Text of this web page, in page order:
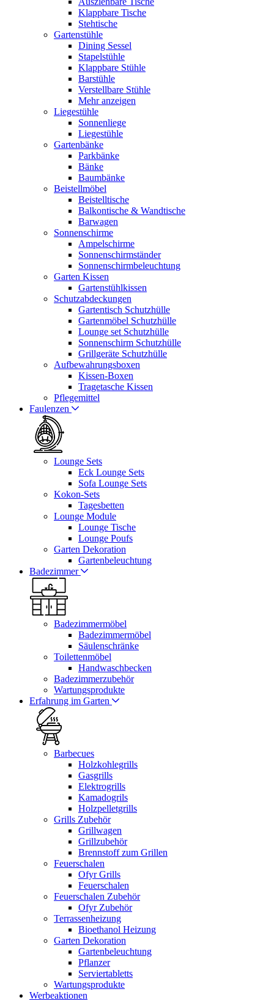
Klappbare Tische
Stehtische
Gartenstühle
Dining Sessel
Stapelstühle
Klappbare Stühle
Barstühle
Verstellbare Stühle
Mehr anzeigen
Liegestühle
Sonnenliege
Liegestühle
Gartenbänke
Parkbänke
Bänke
Baumbänke
Beistellmöbel
Beistelltische
Balkontische & Wandtische
Barwagen
Sonnenschirme
Ampelschirme
Sonnenschirmständer
Sonnenschirmbeleuchtung
Garten Kissen
Gartenstühlkissen
Schutzabdeckungen
Gartentisch Schutzhülle
Gartenmöbel Schutzhülle
Lounge set Schutzhülle
Sonnenschirm Schutzhülle
Grillgeräte Schutzhülle
Aufbewahrungsboxen
Kissen-Boxen
Tragetasche Kissen
Pflegemittel
Faulenzen
Lounge Sets
Eck Lounge Sets
Sofa Lounge Sets
Kokon-Sets
Tagesbetten
Lounge Module
Lounge Tische
Lounge Poufs
Garten Dekoration
Gartenbeleuchtung
Badezimmer
Badezimmermöbel
Badezimmermöbel
Säulenschränke
Toilettenmöbel
Handwaschbecken
Badezimmerzubehör
Wartungsprodukte
Erfahrung im Garten
Barbecues
Holzkohlegrills
Gasgrills
Elektrogrills
Kamadogrils
Holzpelletgrills
Grills Zubehör
Grillwagen
Grillzubehör
Brennstoff zum Grillen
Feuerschalen
Ofyr Grills
Feuerschalen
Feuerschalen Zubehör
Ofyr Zubehör
Terrassenheizung
Bioethanol Heizung
Garten Dekoration
Gartenbeleuchtung
Pflanzer
Serviertabletts
Wartungsprodukte
Werbeaktionen